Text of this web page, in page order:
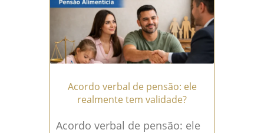
Leia mais →
Acordo verbal de pensão: ele
realmente tem validade?
Acordo verbal de pensão: ele